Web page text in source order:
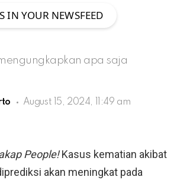
IN YOUR NEWSFEED
apa saja
August 15, 2024, 11:49 am
People!Kasus kematian akibat
akan meningkat pada